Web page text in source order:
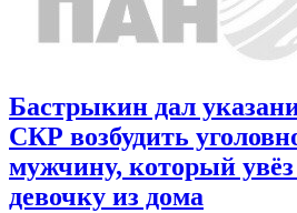
Бастрыкин дал
СКР возбудить
мужчину, который
девочку из дома